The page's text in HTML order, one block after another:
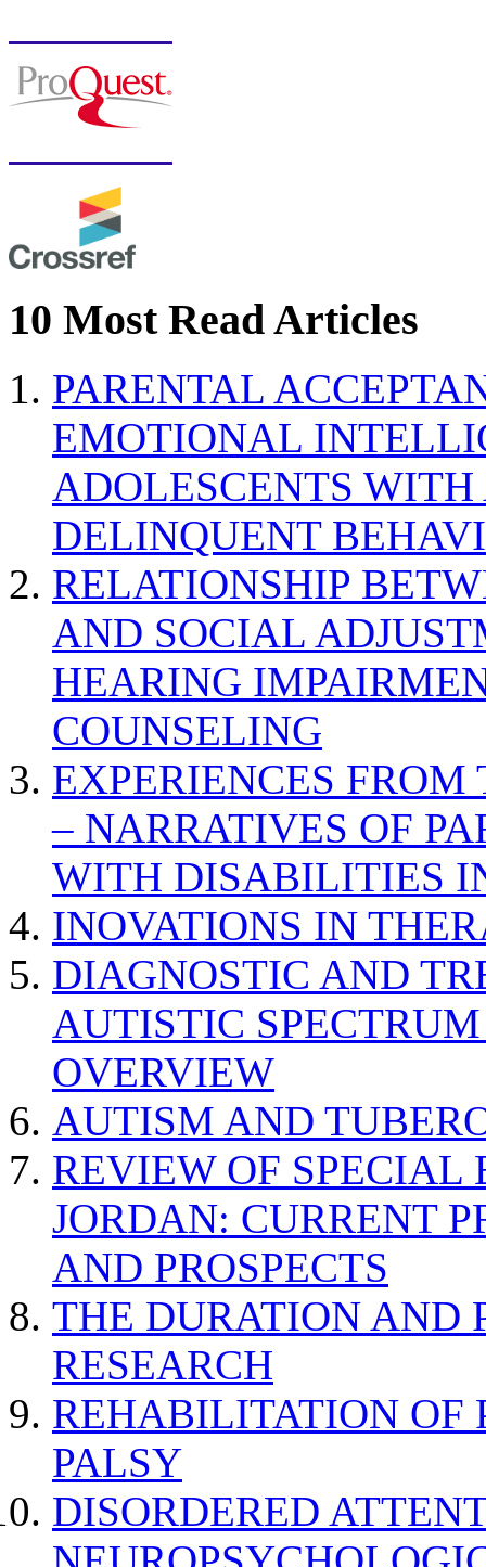
10 Most Read Articles
PARENTAL
EMOTIONAL
ADOLESCENTS
DELINQUENT
RELATIONSHIP
AND SOCIAL
HEARING
COUNSELING
EXPERIENCES
– NARRATIVES OF
WITH DISABILITIES
INOVATIONS IN
DIAGNOSTIC AND
AUTISTIC
OVERVIEW
AUTISM AND
REVIEW OF SPECIAL
JORDAN: CURRENT
AND PROSPECTS
THE DURATION AND
RESEARCH
REHABILITATION OF
PALSY
DISORDERED